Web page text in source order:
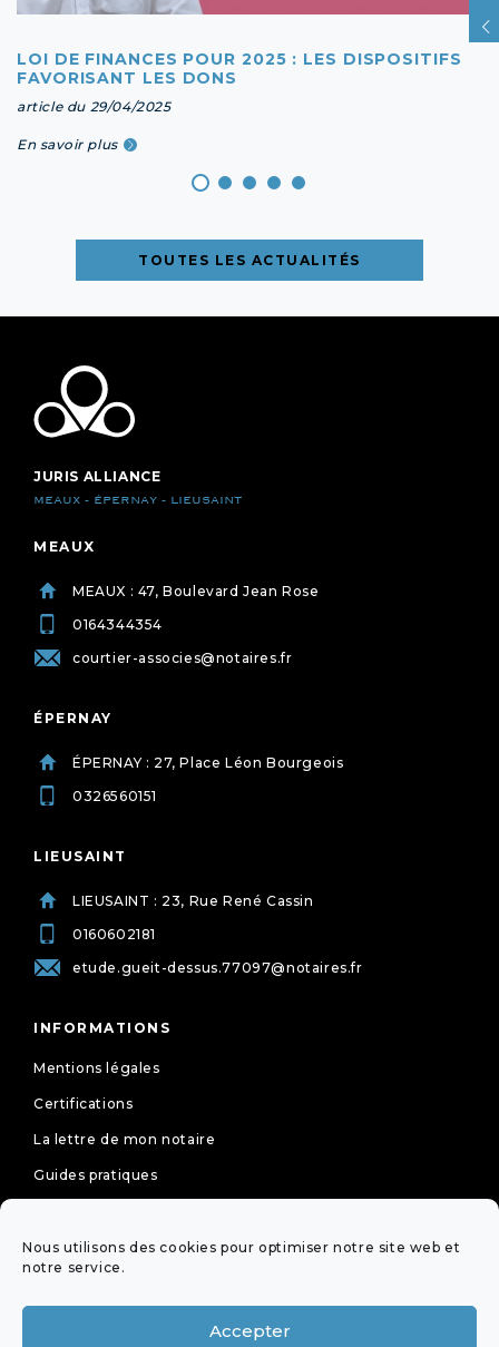
Nous utilisons des cookies pour optimiser notre site web et
notre service.
Accepter
LOI DE FINANCES POUR 2025 : LES DISPOSITIFS
FAVORISANT LES DONS
article du 29/04/2025
En savoir plus
TOUTES LES ACTUALITÉS
JURIS ALLIANCE
MEAUX - ÉPERNAY - LIEUSAINT
MEAUX
MEAUX : 47, Boulevard Jean Rose
0164344354
courtier-associes@notaires.fr
ÉPERNAY
ÉPERNAY : 27, Place Léon Bourgeois
0326560151
LIEUSAINT
LIEUSAINT : 23, Rue René Cassin
0160602181
etude.gueit-dessus.77097@notaires.fr
INFORMATIONS
Mentions légales
Certifications
La lettre de mon notaire
Guides pratiques
Politique de cookies (UE)